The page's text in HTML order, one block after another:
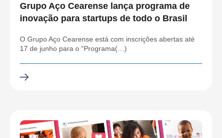
Grupo Aço Cearense lança programa de
inovação para startups de todo o Brasil
O Grupo Aço Cearense está com inscrições abertas até
17 de junho para o “Programa(…)